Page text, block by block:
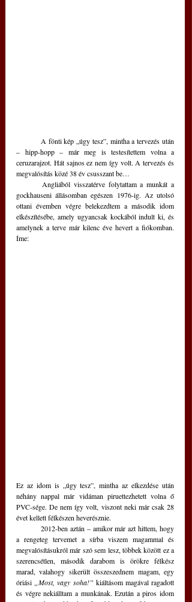
– hipp-hopp – már meg is testesítettem volna a
ceruzarajzot. Hát sajnos ez nem így volt. A tervezés és
megvalósítás közé 38 év csusszant be…
gockhauseni állásomban egészen 1976-ig. Az utolsó
ottani évemben végre belekezdtem a második idom
elkészítésébe, amely ugyancsak kockából indult ki, és
amelynek a terve már kilenc éve hevert a fiókomban.
Íme:
Ez az idom is „úgy tesz”, mintha az elkezdése után
néhány nappal már vidáman piruettezhetett volna ő
PVC-sége. De nem így volt, viszont neki már csak 28
évet kellett félkészen heverésznie.
a rengeteg tervemet a sírba viszem magammal és
megvalósításukról már szó sem lesz, többek között ez a
szerencsétlen, második darabom is örökre félkész
marad, valahogy sikerült összeszednem magam, egy
óriási
„Most, vagy soha!” kiáltásom magával ragadott
és végre nekiálltam a munkának. Ezután a piros idom